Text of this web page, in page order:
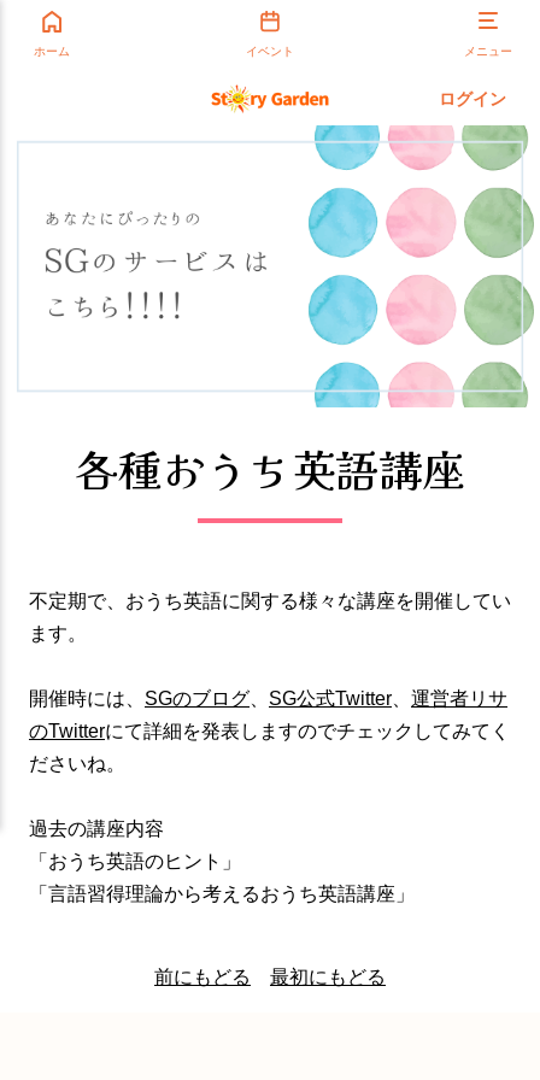
ホーム イベント メニュー
ログイン
各種おうち英語講座
不定期で、おうち英語に関する様々な講座を開催してい
ます。
開催時には、 SGのブログ SG公式Twitter
運営者リサ
のTwitterにて詳細を発表しますのでチェックしてみてく
ださいね。
過去の講座内容
「おうち英語のヒント」
「言語習得理論から考えるおうち英語講座」
前にもどる 最初にもどる